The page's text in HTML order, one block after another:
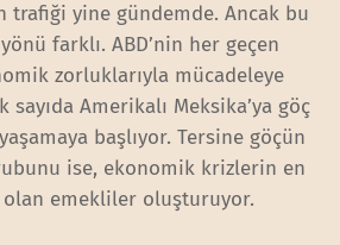
trafiği yine gündemde. Ancak bu
farklı. ABD’nin her geçen
zorluklarıyla mücadeleye
sayıda Amerikalı Meksika’ya göç
başlıyor. Tersine göçün
ise, ekonomik krizlerin en
olan emekliler oluşturuyor.